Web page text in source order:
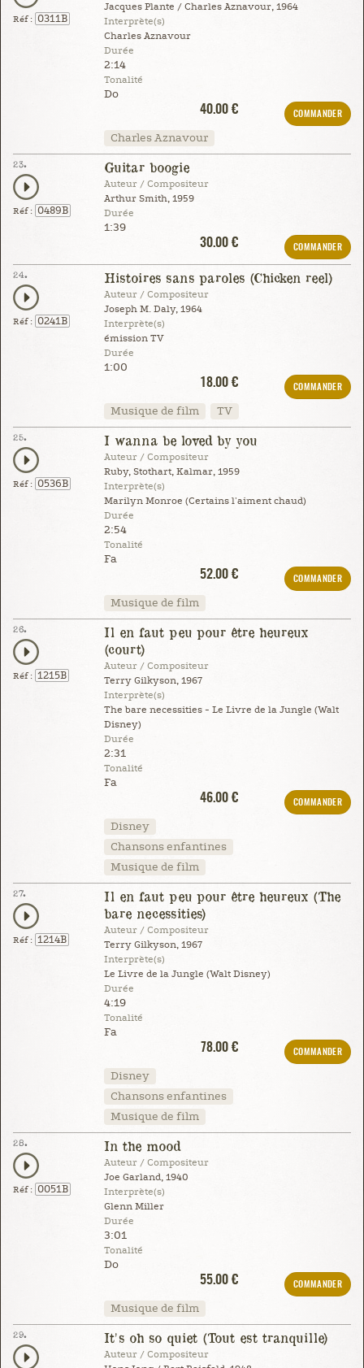
Réf : 0311B
Jacques Plante / Charles Aznavour, 1964
Interprète(s)
Charles Aznavour
Durée
2:14
Tonalité
Do
40.00 €
COMMANDER
Charles Aznavour
23.
Réf : 0489B
Guitar boogie
Auteur / Compositeur
Arthur Smith, 1959
Durée
1:39
30.00 €
COMMANDER
24.
Réf : 0241B
Histoires sans paroles (Chicken reel)
Auteur / Compositeur
Joseph M. Daly, 1964
Interprète(s)
émission TV
Durée
1:00
18.00 €
COMMANDER
Musique de film TV
25.
Réf : 0536B
I wanna be loved by you
Auteur / Compositeur
Ruby, Stothart, Kalmar, 1959
Interprète(s)
Marilyn Monroe (Certains l'aiment chaud)
Durée
2:54
Tonalité
Fa
52.00 €
COMMANDER
Musique de film
26.
Réf : 1215B
Il en faut peu pour être heureux
(court)
Auteur / Compositeur
Terry Gilkyson, 1967
Interprète(s)
The bare necessities - Le Livre de la Jungle (Walt
Disney)
Durée
2:31
Tonalité
Fa
46.00 €
COMMANDER
Disney
Chansons enfantines
Musique de film
27.
Réf : 1214B
Il en faut peu pour être heureux (The
bare necessities)
Auteur / Compositeur
Terry Gilkyson, 1967
Interprète(s)
Le Livre de la Jungle (Walt Disney)
Durée
4:19
Tonalité
Fa
78.00 €
COMMANDER
Disney
Chansons enfantines
Musique de film
28.
Réf : 0051B
In the mood
Auteur / Compositeur
Joe Garland, 1940
Interprète(s)
Glenn Miller
Durée
3:01
Tonalité
Do
55.00 €
COMMANDER
Musique de film
29. It's oh so quiet (Tout est tranquille)
Auteur / Compositeur